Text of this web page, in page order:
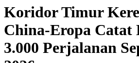
Koridor Timur
China-Eropa Catat
3.000 Perjalanan